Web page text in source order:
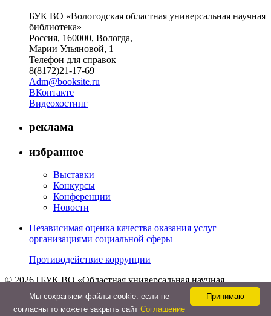
БУК ВО «Вологодская областная универсальная научная
библиотека»
Россия, 160000, Вологда,
Марии Ульяновой, 1
Телефон для справок –
8(8172)21-17-69
Adm@booksite.ru
ВКонтакте
Видеохостинг
реклама
избранное
Выставки
Конкурсы
Конференции
Новости
Независимая оценка качества оказания услуг
организациями социальной сферы
Противодействие коррупции
© 2026 | БУК ВО «Областная универсальная научная
библиотека»
Принимаю
Мы cохраняем файлы cookie: если не
согласны то можете закрыть сайт Соглашение